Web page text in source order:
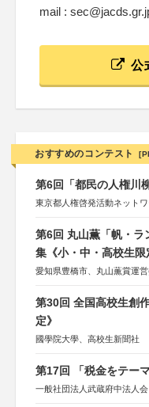
mail :
公
おすすめのコンテスト
第6回「都民の人権川
東京都人権啓発活動ネット
第6回 丸山薫「帆・ラ
集《小・中・高校生限
愛知県豊橋市、丸山薫賞運
第30回 全国高校生創
定》
國學院大學、高校生新聞社
第17回 「税金をテー
一般社団法人武蔵府中法人会